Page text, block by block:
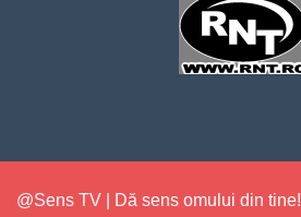
@Sens TV | Dă sens omului din tine!